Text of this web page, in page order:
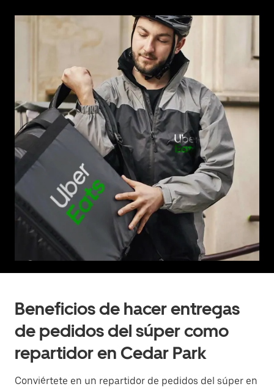
Beneficios de hacer entregas
de pedidos del súper como
repartidor en Cedar Park
Conviértete en un repartidor de pedidos del súper en